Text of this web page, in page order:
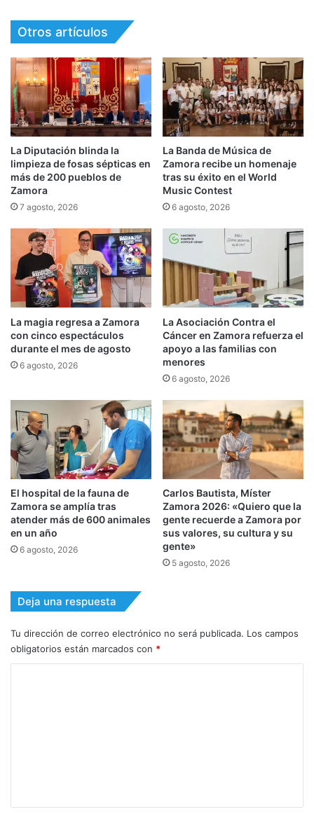
Otros artículos
La Diputación blinda la
limpieza de fosas sépticas en
más de 200 pueblos de
Zamora
7 agosto, 2026
La Banda de Música de
Zamora recibe un homenaje
tras su éxito en el World
Music Contest
6 agosto, 2026
La magia regresa a Zamora
con cinco espectáculos
durante el mes de agosto
6 agosto, 2026
La Asociación Contra el
Cáncer en Zamora refuerza el
apoyo a las familias con
menores
6 agosto, 2026
El hospital de la fauna de
Zamora se amplía tras
atender más de 600 animales
en un año
6 agosto, 2026
Carlos Bautista, Míster
Zamora 2026: «Quiero que la
gente recuerde a Zamora por
sus valores, su cultura y su
gente»
5 agosto, 2026
Deja una respuesta
Tu dirección de correo electrónico no será publicada. Los campos
obligatorios están marcados con *